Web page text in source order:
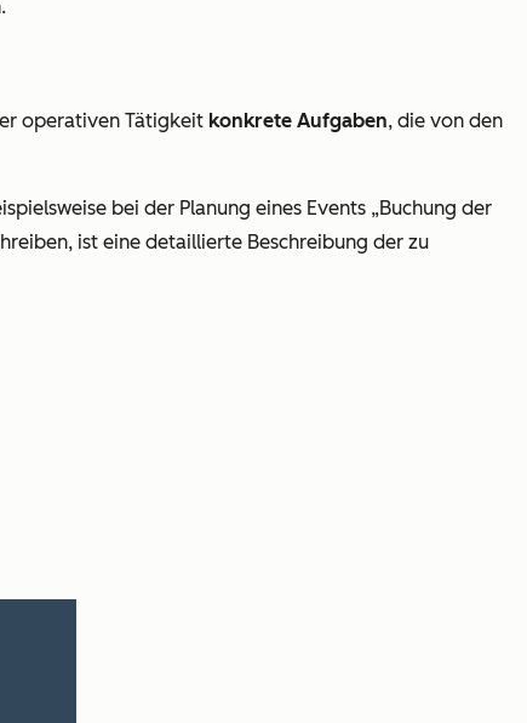
operativen Tätigkeit konkrete Aufgaben, die von den
bei der Planung eines Events „Buchung der
ist eine detaillierte Beschreibung der zu